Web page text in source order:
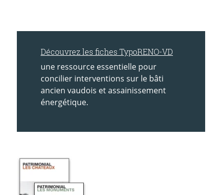
Découvrez les fiches TypoRENO-VD
une ressource essentielle pour
concilier interventions sur le bâti
ancien vaudois et assainissement
énergétique.